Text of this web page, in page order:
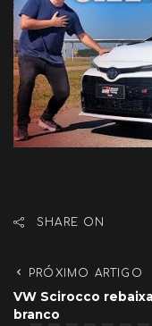
SHARE ON
PRÓXIMO ARTIGO
VW Scirocco
branco